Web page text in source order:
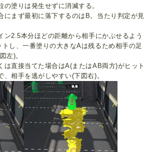
塗りは発生せずに消滅する。
にまず最初に落下するのはB。当たり判定が見
ン2.5本分ほどの距離から相手にかぶせるよう
し、一番塗りの大きなAは残るため相手の足
左)。
は直接当てた場合はA(またはAB両方)がヒット
、相手を逃がしやすい(下図右)。